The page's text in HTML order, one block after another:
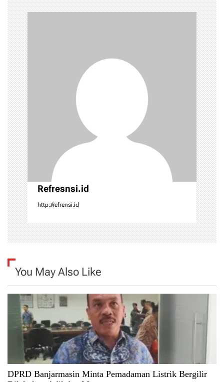
i
g
a
t
i
o
n
Refresnsi.id
http://refrensi.id
You May Also Like
DPRD Banjarmasin Minta Pemadaman Listrik Bergilir